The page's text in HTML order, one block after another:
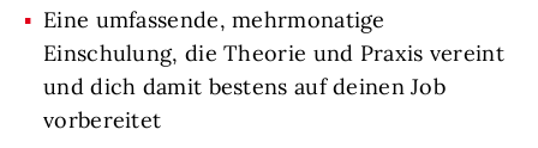
Eine umfassende, mehrmonatige
Einschulung, die Theorie und Praxis vereint
und dich damit bestens auf deinen Job
vorbereitet